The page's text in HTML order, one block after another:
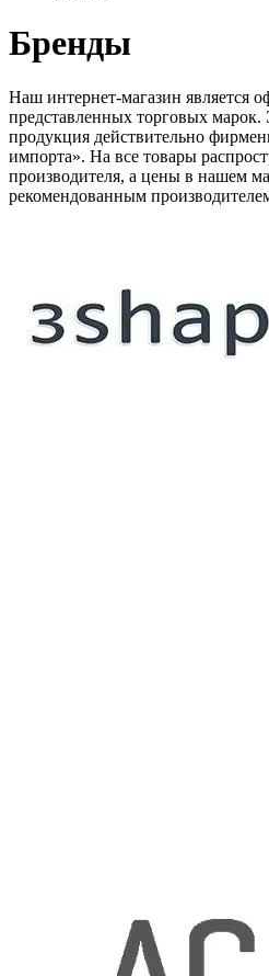
Бренды
Наш интернет-магазин является
представленных торговых марок.
продукция действительно
импорта». На все товары
производителя, а цены в нашем
рекомендованным